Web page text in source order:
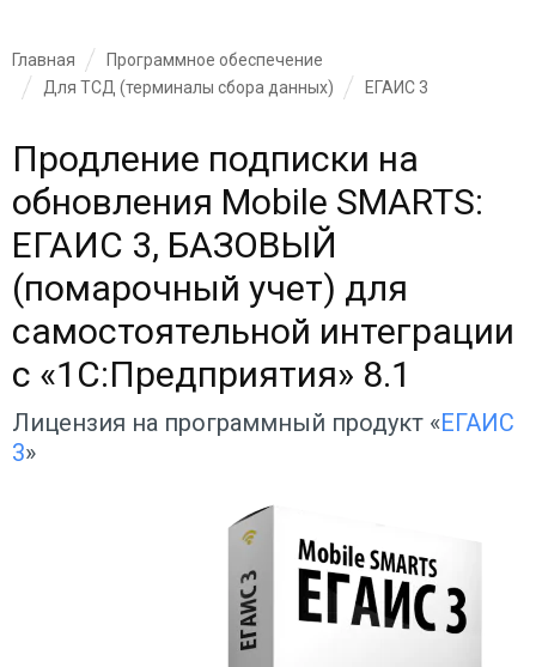
Главная
Программное обеспечение
Для ТСД (терминалы сбора данных)
ЕГАИС 3
Продление подписки на
обновления Mobile SMARTS:
ЕГАИС 3, БАЗОВЫЙ
(помарочный учет) для
самостоятельной интеграции
с «1С:Предприятия» 8.1
Лицензия на программный продукт «ЕГАИС
3»